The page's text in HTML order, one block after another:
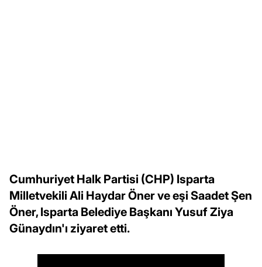
Cumhuriyet Halk Partisi (CHP) Isparta
Milletvekili Ali Haydar Öner ve eşi Saadet Şen
Öner, Isparta Belediye Başkanı Yusuf Ziya
Günaydın'ı ziyaret etti.